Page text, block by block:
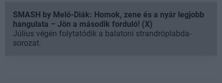
SMASH by Meló-Diák: Homok, zene és a nyár legjobb
hangulata – Jön a második forduló! (X)
Július végén folytatódik a balatoni strandröplabda-
sorozat.